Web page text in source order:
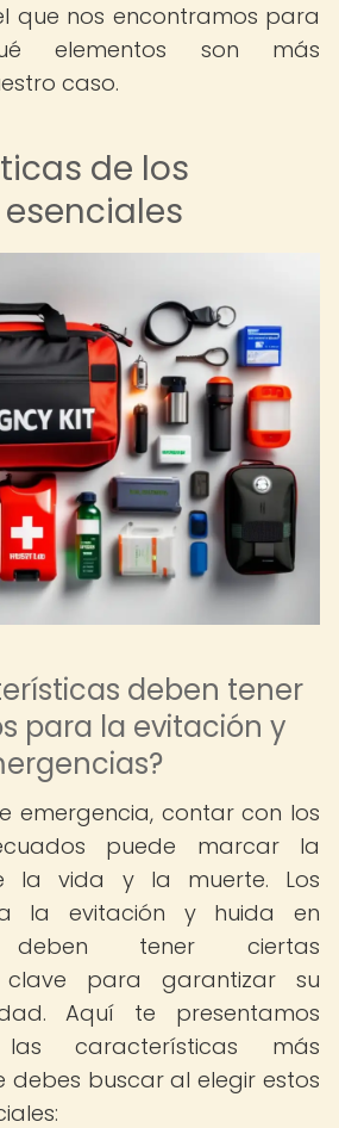
que nos encontramos para
elementos son más
caso.
de los
deben tener
para la evitación y
emergencia, contar con los
puede marcar la
la vida y la muerte. Los
la evitación y huida en
deben tener ciertas
clave para garantizar su
Aquí te presentamos
características más
debes buscar al elegir estos